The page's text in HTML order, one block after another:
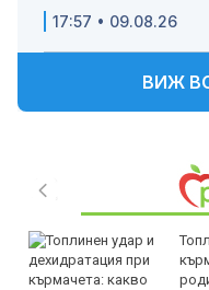
17:57 • 09.08.26
ВИЖ